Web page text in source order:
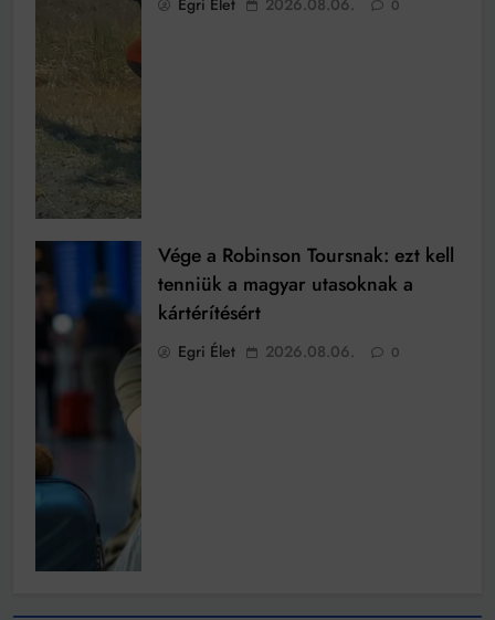
Egri Élet 2026.08.06. 0
Vége a Robinson Toursnak: ezt kell
tenniük a magyar utasoknak a
kártérítésért
Egri Élet 2026.08.06. 0